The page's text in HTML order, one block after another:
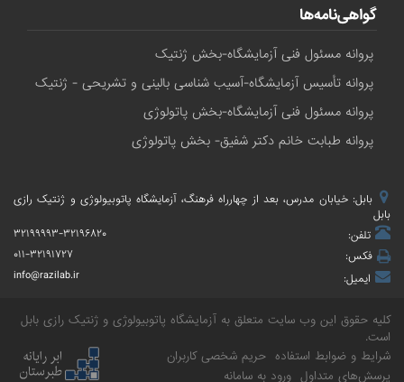
گواهی‌نامه‌ها
پروانه مسئول فنی آزمایشگاه-بخش ژنتیک
پروانه تأسیس آزمایشگاه-آسیب شناسی بالینی و تشریحی - ژنتیک
پروانه مسئول فنی آزمایشگاه-بخش پاتولوژی
پروانه طبابت خانم دکتر شفیق- بخش پاتولوژی
بابل: خیابان مدرس، بعد از چهارراه فرهنگ، آزمایشگاه پاتوبیولوژی و ژنتیک رازی
بابل
تلفن:
۳۲۱۹۹۹۹۳-۳۲۱۹۶۸۲۰
فکس:
۰۱۱-۳۲۱۹۱۷۲۷
ایمیل:
info@razilab.ir
کلیه حقوق این وب سایت متعلق به آزمایشگاه پاتوبیولوژی و ژنتیک رازی بابل
است.
شرایط و ضوابط استفاده حریم شخصی کاربران
پرسش‌های متداول ورود به سامانه